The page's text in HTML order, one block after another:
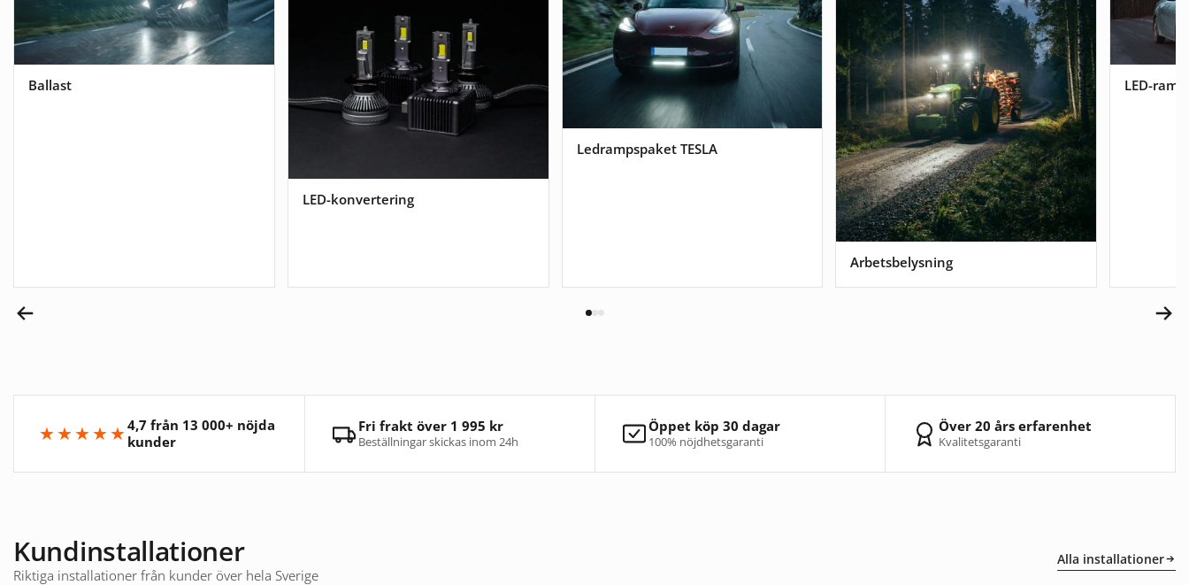
Ballast
LED-konvertering
Ledrampspaket TESLA
Arbetsbelysning
LED-
★★★★★4,7 från 13 000+ nöjda
kunder
Fri frakt över 1 995 kr
Beställningar skickas inom 24h
Öppet köp 30 dagar
100% nöjdhetsgaranti
Över 20 års erfarenhet
Kvalitetsgaranti
Kundinstallationer
Riktiga installationer från kunder över hela Sverige
Alla installationer